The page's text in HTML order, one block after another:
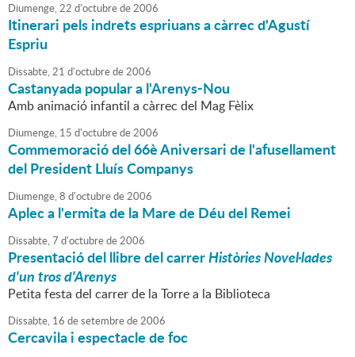
Diumenge,22 d'octubrede2006
Itinerari pels indrets espriuans a càrrec d'Agustí
Espriu
Dissabte,21 d'octubrede2006
Castanyada popular a l'Arenys-Nou
Amb animació infantil a càrrec del Mag Fèlix
Diumenge, 15 d'octubrede2006
Commemoració del 66è Aniversari de l'afusellament
del President Lluís Companys
Diumenge,8 d'octubrede2006
Aplec a l'ermita de la Mare de Déu del Remei
Dissabte,7 d'octubrede2006
Presentació del llibre del carrerHistòries Novel·lades
d'un tros d'Arenys
Petita festa del carrer de la Torre a la Biblioteca
Dissabte, 16 desetembrede2006
Cercavila i espectacle de foc